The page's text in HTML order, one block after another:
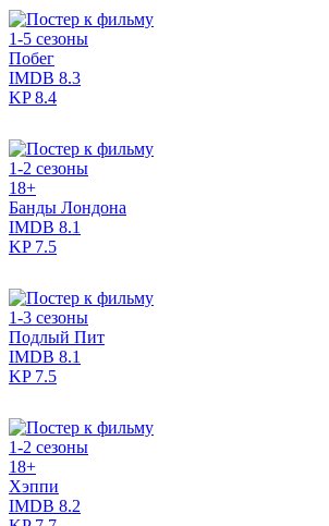
1-5 сезоны
Побег
IMDB 8.3
KP8.4
1-2 сезоны
18+
Банды Лондона
IMDB 8.1
KP7.5
1-3 сезоны
Подлый Пит
IMDB 8.1
KP7.5
1-2 сезоны
18+
Хэппи
IMDB 8.2